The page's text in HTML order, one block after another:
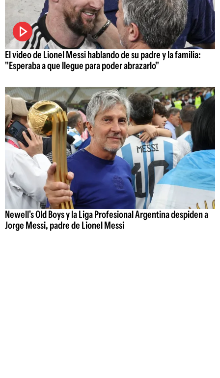
El video de Lionel Messi hablando de su padre y la familia:
"Esperaba a que llegue para poder abrazarlo"
Newell's Old Boys y la Liga Profesional Argentina despiden a
Jorge Messi, padre de Lionel Messi